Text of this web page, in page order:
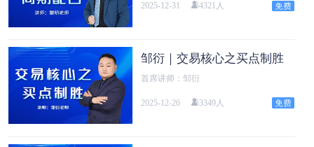
2025-12-31 4321人
邹衍｜交易核心之买点制胜
首席讲师：邹衍
2025-12-26 3349人